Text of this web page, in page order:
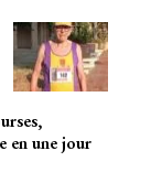
en une jour